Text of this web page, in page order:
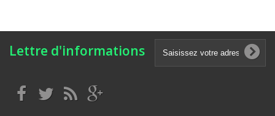
Lettre d'informations